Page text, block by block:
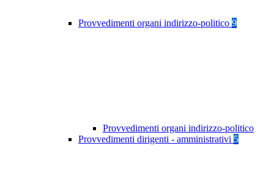
Provvedimenti organi indirizzo-politico 9
Provvedimenti organi indirizzo-politico
Provvedimenti dirigenti - amministrativi 5